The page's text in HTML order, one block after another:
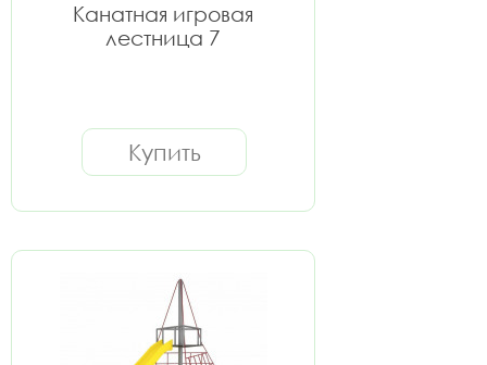
Канатная игровая
лестница 7
Купить